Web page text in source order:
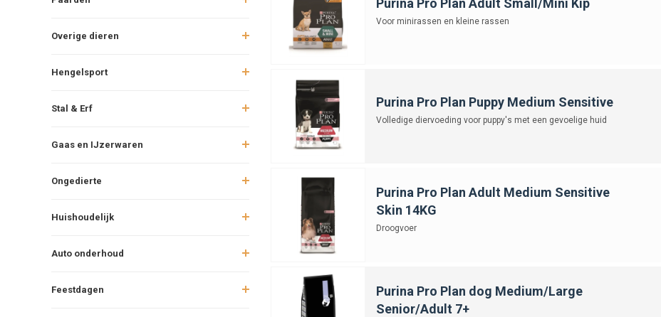
Overige dieren
Hengelsport
Stal & Erf
Gaas en IJzerwaren
Ongedierte
Huishoudelijk
Auto onderhoud
Feestdagen
Voor minirassen en kleine rassen
Purina Pro Plan Puppy Medium Sensitive
Volledige diervoeding voor puppy's met een gevoelige huid
Purina Pro Plan Adult Medium Sensitive
Skin 14KG
Droogvoer
Purina Pro Plan dog Medium/Large
Senior/Adult 7+